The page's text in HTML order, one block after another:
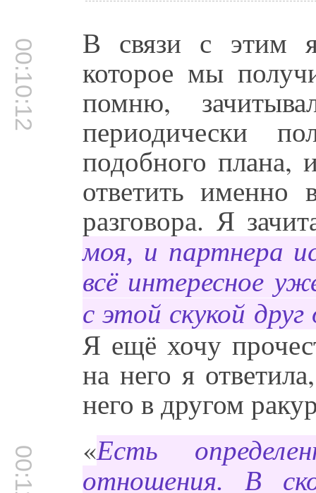
00:10:12 В связи с этим
которое мы
помню,
периодически
подобного плана,
ответить именно
разговора. Я
моя, и партнера
всё интересное
с этой скукой
Я ещё хочу
на него я
него в другом
«Есть
отношения. В